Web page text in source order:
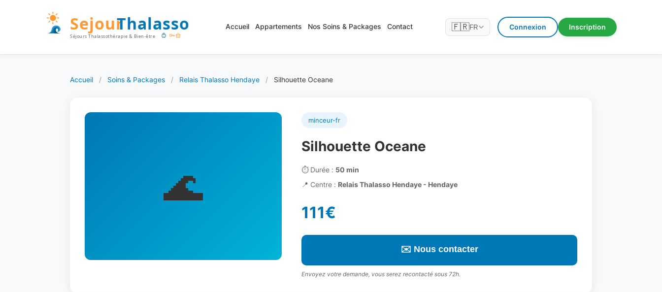
Accueil Appartements Nos Soins & Packages Contact 🇫🇷FR Connexion Inscription
Accueil / Soins & Packages / Relais Thalasso Hendaye / Silhouette Oceane
🌊
minceur-fr
Silhouette Oceane
⏱️Durée : 50 min
📍 Centre : Relais Thalasso Hendaye - Hendaye
111€
✉️ Nous contacter
Envoyez votre demande, vous serez recontacté sous 72h.